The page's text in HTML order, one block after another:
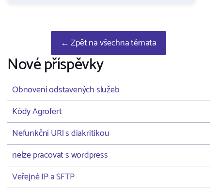
← Zpět na všechna témata
Nové příspěvky
Obnovení odstavených služeb
Kódy Agrofert
Nefunkční URl s diakritikou
nelze pracovat s wordpress
Veřejné IP a SFTP